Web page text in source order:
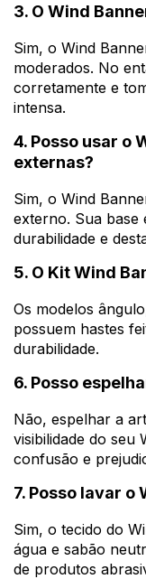
3. O Wind
Sim, o Wind
moderados. No
corretamente e
intensa.
4. Posso usar o
externas?
Sim, o Wind
externo. Sua base
durabilidade e
5. O Kit Wind
Os modelos
possuem hastes
durabilidade.
6. Posso
Não, espelhar a
visibilidade do seu
confusão e
7. Posso lavar o
Sim, o tecido do
água e sabão
de produtos